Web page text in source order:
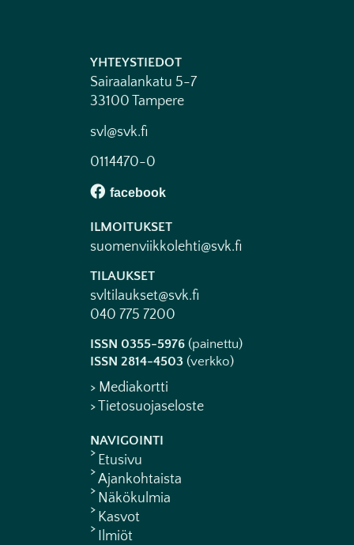
YHTEYSTIEDOT
Sairaalankatu 5-7
33100 Tampere
svl@svk.fi
0114470-0
ILMOITUKSET
suomenviikkolehti@svk.fi
TILAUKSET
svltilaukset@svk.fi
040 775 7200
ISSN 0355-5976 (painettu)
ISSN 2814-4503 (verkko)
> Mediakortti
> Tietosuojaseloste
NAVIGOINTI
Etusivu
Ajankohtaista
Näkökulmia
Kasvot
Ilmiöt